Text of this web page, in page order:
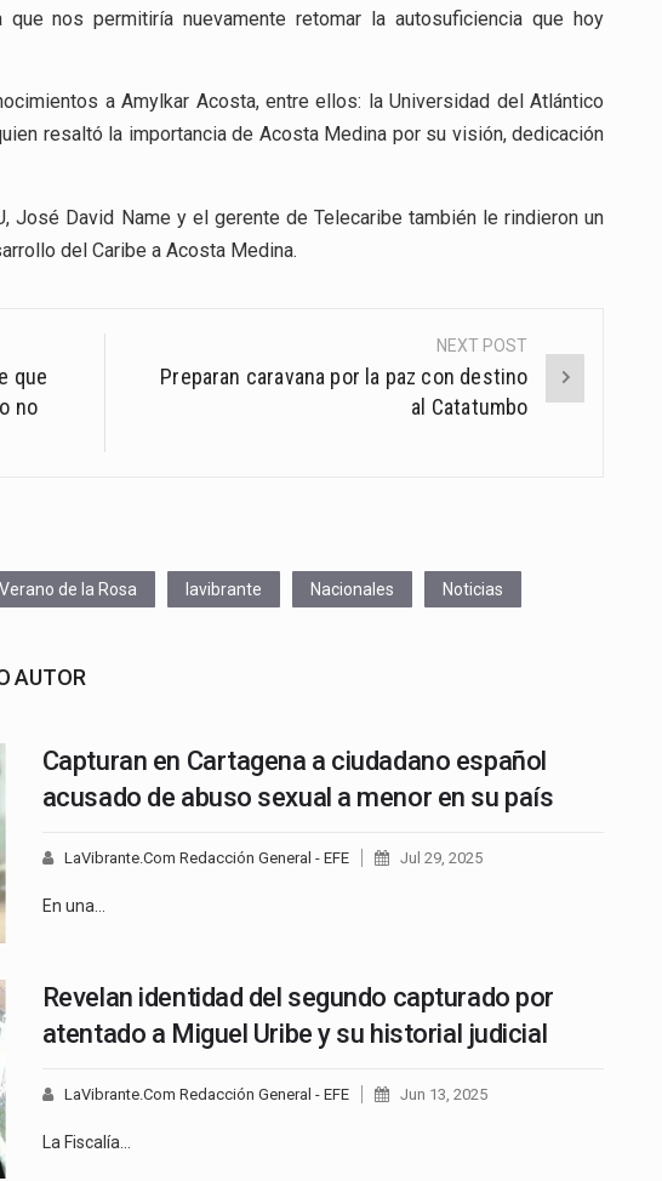
nos permitiría nuevamente retomar la autosuficiencia que hoy
a Amylkar Acosta, entre ellos: la Universidad del Atlántico
resaltó la importancia de Acosta Medina por su visión, dedicación
José David Name y el gerente de Telecaribe también le rindieron un
del Caribe a Acosta Medina.
que
no
NEXT POST
Preparan caravana por la paz con destino
al Catatumbo
de la Rosa lavibrante Nacionales Noticias
AUTOR
Capturan en Cartagena a ciudadano español
acusado de abuso sexual a menor en su país
LaVibrante.Com Redacción General - EFE Jul 29, 2025
En una…
Revelan identidad del segundo capturado por
atentado a Miguel Uribe y su historial judicial
LaVibrante.Com Redacción General - EFE Jun 13, 2025
La Fiscalía…